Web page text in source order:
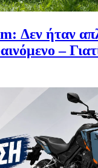
Δεν ήταν
–